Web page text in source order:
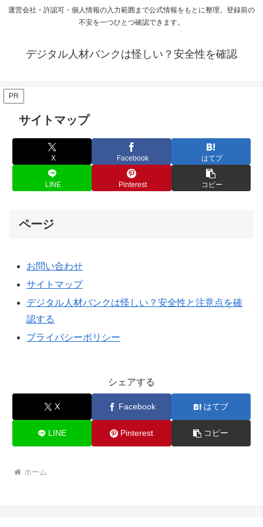
運営会社・許認可・個人情報の入力範囲まで公式情報をもとに整理。登録前の
不安を一つひとつ確認できます。
デジタル人材バンクは怪しい？安全性を確認
PR
サイトマップ
X Facebook はてブ
LINE Pinterest コピー
ページ
お問い合わせ
サイトマップ
デジタル人材バンクは怪しい？安全性と注意点を確
認する
プライバシーポリシー
シェアする
X Facebook はてブ
LINE Pinterest コピー
ホーム